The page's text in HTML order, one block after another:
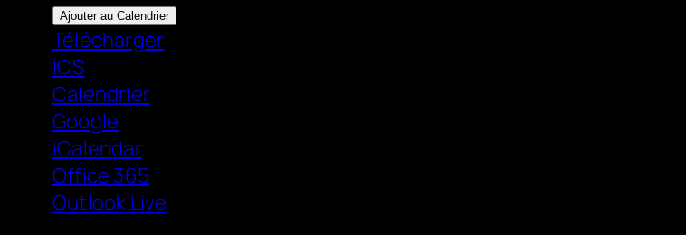
Ajouter au Calendrier
Télécharger
ICS
Calendrier
Google
iCalendar
Office 365
Outlook Live